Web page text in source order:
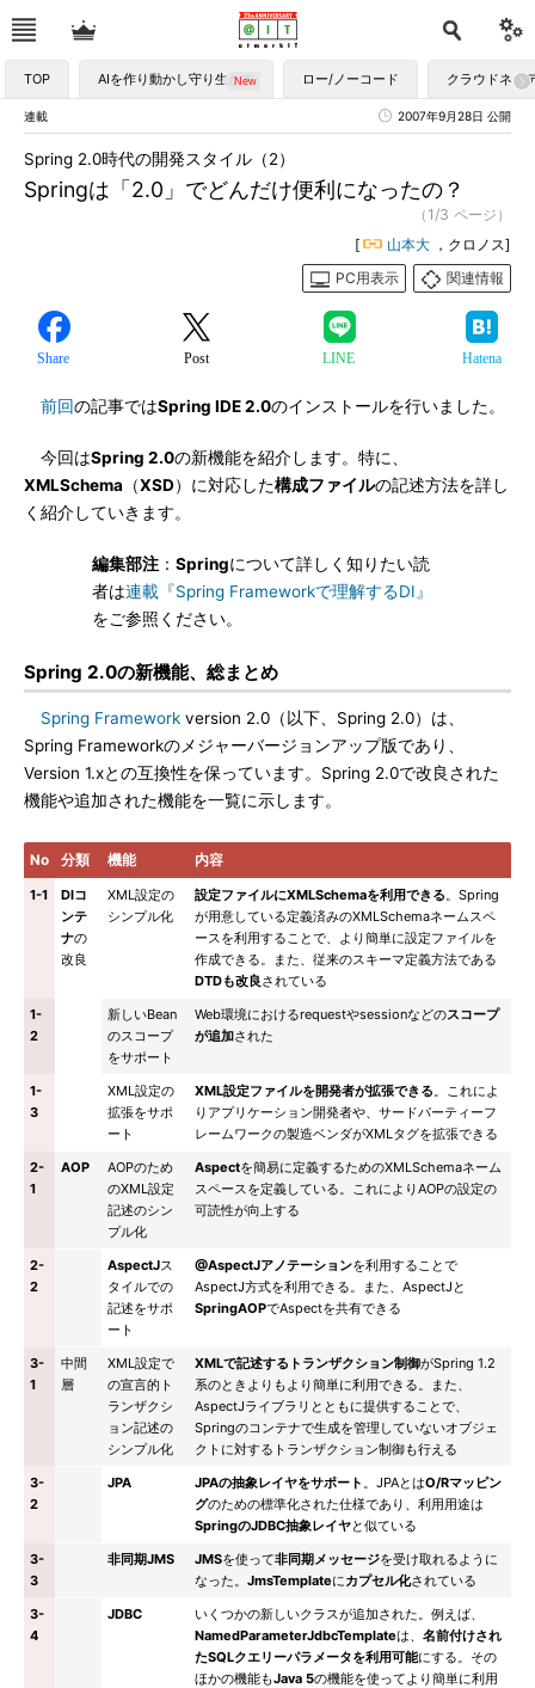
TOP AIを作り動かし守り生かす ロー/ノーコード クラウドネイ
連載 2007年9月28日 公開
Springは「2.0」でどんだけ便利になったの？
Spring 2.0時代の開発スタイル（2）
（1/3 ページ）
[
山本大 ，クロノス]
PC用表示
関連情報
Share Post LINE Hatena
前回の記事ではSpring IDE 2.0のインストールを行いました。
今回はSpring 2.0の新機能を紹介します。特に、
XMLSchema （XSD）に対応した構成ファイルの記述方法を詳し
く紹介していきます。
編集部注： Springについて詳しく知りたい読
者は連載『Spring Frameworkで理解するDI』
をご参照ください。
Spring 2.0の新機能、総まとめ
Spring Framework version 2.0（以下、Spring 2.0）は、
Spring Frameworkのメジャーバージョンアップ版であり、
Version 1.xとの互換性を保っています。Spring 2.0で改良された
機能や追加された機能を一覧に示します。
No 分類 機能 内容
1-1
DIコ
ンテ
ナの
改良
XML設定の
シンプル化
設定ファイルにXMLSchemaを利用できる。Spring
が用意している定義済みのXMLSchemaネームスペ
ースを利用することで、より簡単に設定ファイルを
作成できる。また、従来のスキーマ定義方法である
DTDも改良されている
1-
2
新しいBean
のスコープ
をサポート
Web環境におけるrequestやsessionなどのスコープ
が追加された
1-
3
XML設定の
拡張をサポ
ート
XML設定ファイルを開発者が拡張できる。これによ
りアプリケーション開発者や、サードパーティーフ
レームワークの製造ベンダがXMLタグを拡張できる
2-
1
AOP
AOPのため
のXML設定
記述のシン
プル化
Aspectを簡易に定義するためのXMLSchemaネーム
スペースを定義している。これによりAOPの設定の
可読性が向上する
2-
2
AspectJス
タイルでの
記述をサポ
ート
@AspectJアノテーションを利用することで
AspectJ方式を利用できる。また、AspectJと
SpringAOPでAspectを共有できる
3-
1
中間
層
XML設定で
の宣言的ト
ランザクシ
ョン記述の
シンプル化
XMLで記述するトランザクション制御がSpring 1.2
系のときよりもより簡単に利用できる。また、
AspectJライブラリとともに提供することで、
Springのコンテナで生成を管理していないオブジェ
クトに対するトランザクション制御も行える
3-
2
JPA JPAの抽象レイヤをサポート 。JPAとはO/Rマッピン
グのための標準化された仕様であり、利用用途は
SpringのJDBC抽象レイヤと似ている
3-
3
非同期JMS JMSを使って非同期メッセージを受け取れるように
なった。 JmsTemplateにカプセル化されている
3-
4
JDBC
いくつかの新しいクラスが追加された。例えば、
NamedParameterJdbcTemplateは、 名前付けされ
たSQLクエリーパラメータを利用可能にする。その
ほかの機能もJava 5の機能を使ってより簡単に利用